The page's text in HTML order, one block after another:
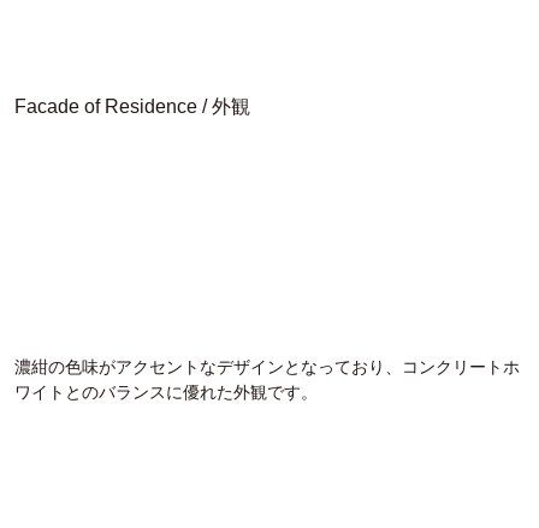
Facade of Residence / 外観
濃紺の色味がアクセントなデザインとなっており、コンクリートホ
ワイトとのバランスに優れた外観です。